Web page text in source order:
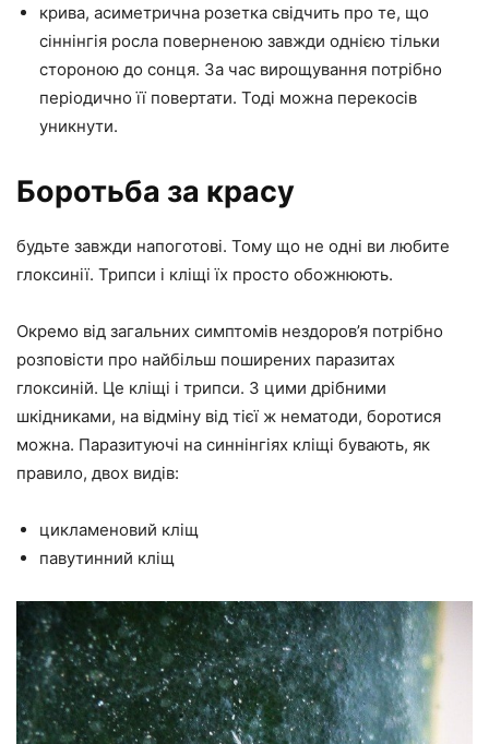
крива, асиметрична розетка свідчить про те, що
сіннінгія росла поверненою завжди однією тільки
стороною до сонця. За час вирощування потрібно
періодично її повертати. Тоді можна перекосів
уникнути.
Боротьба за красу
будьте завжди напоготові. Тому що не одні ви любите
глоксинії. Трипси і кліщі їх просто обожнюють.
Окремо від загальних симптомів нездоров’я потрібно
розповісти про найбільш поширених паразитах
глоксиній. Це кліщі і трипси. З цими дрібними
шкідниками, на відміну від тієї ж нематоди, боротися
можна. Паразитуючі на синнінгіях кліщі бувають, як
правило, двох видів:
цикламеновий кліщ
павутинний кліщ